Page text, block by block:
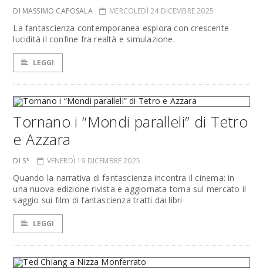
DI MASSIMO CAPOSALA MERCOLEDÌ 24 DICEMBRE 2025
La fantascienza contemporanea esplora con crescente
lucidità il confine fra realtà e simulazione.
LEGGI
Tornano i “Mondi paralleli” di Tetro
e Azzara
DI S* VENERDÌ 19 DICEMBRE 2025
Quando la narrativa di fantascienza incontra il cinema: in
una nuova edizione rivista e aggiornata torna sul mercato il
saggio sui film di fantascienza tratti dai libri
LEGGI